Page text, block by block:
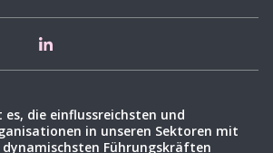
es, die einflussreichsten und
in unseren Sektoren mit
Führungskräften